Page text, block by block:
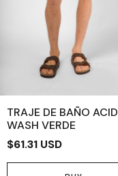
TRAJE DE BAÑO ACID
WASH VERDE
$61.31 USD